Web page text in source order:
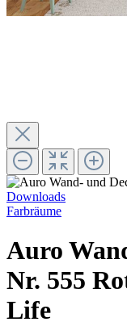
Downloads
Farbräume
Auro
Nr. 555
Life